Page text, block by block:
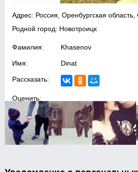
Адрес: Россия, Оренбургская область,
Родной город: Новотроицк
Фамилия: Khasenov
Имя: Dinat
Рассказать:
Оценить: